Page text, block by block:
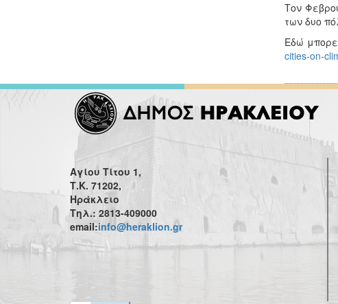
Τον
των δυο
Εδώ
cities-on-
Αγίου Τίτου 1,
Τ.Κ. 71202,
Ηράκλειο
Τηλ.: 2813-409000
email:info@heraklion.gr